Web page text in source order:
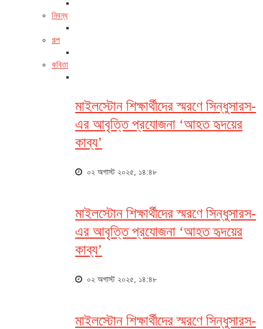
নিবন্ধ
গল্প
কবিতা
মাইলস্টোন শিক্ষার্থীদের স্মরণে সিন্ধুসারস-
এর আবৃত্তি প্রযোজনা ‘আহত হৃদয়ের
কাব্য’
০২ অগাস্ট ২০২৫, ১৪:৪৮
মাইলস্টোন শিক্ষার্থীদের স্মরণে সিন্ধুসারস-
এর আবৃত্তি প্রযোজনা ‘আহত হৃদয়ের
কাব্য’
০২ অগাস্ট ২০২৫, ১৪:৪৮
মাইলস্টোন শিক্ষার্থীদের স্মরণে সিন্ধুসারস-